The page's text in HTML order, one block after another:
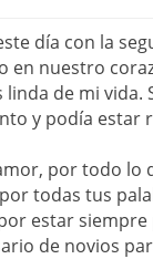
día con la
en nuestro
linda de mi vida.
y podía estar
por todo lo
todas tus
estar
de novios